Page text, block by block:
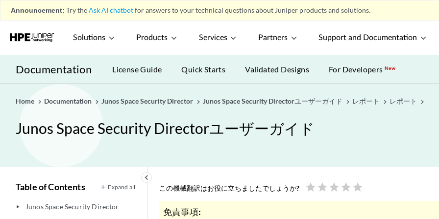
Announcement: Try theAsk AI chatbotfor answers to your technical questions about Juniper products and solutions.
Solutions Products Services Partners Support and Documentation
Documentation License Guide Quick Starts Validated Designs For DevelopersNew
Home Documentation Junos Space Security Director Junos Space Security Directorユーザーガイド レポート レポート
Junos Space Security Directorユーザーガイド
keyboard_arrow_left
Table of Contents Expand all
play_arrow Junos Space Security Director
この機械翻訳はお役に立ちましたでしょうか? star star star star star
免責事項: